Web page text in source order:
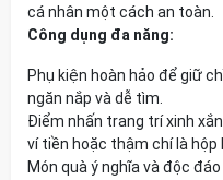
cá nhân một cách an toàn.
Công dụng đa năng:
Phụ kiện hoàn hảo để giữ
ngăn nắp và dễ tìm.
Điểm nhấn trang trí xinh
ví tiền hoặc thậm chí là hộp
Món quà ý nghĩa và độc